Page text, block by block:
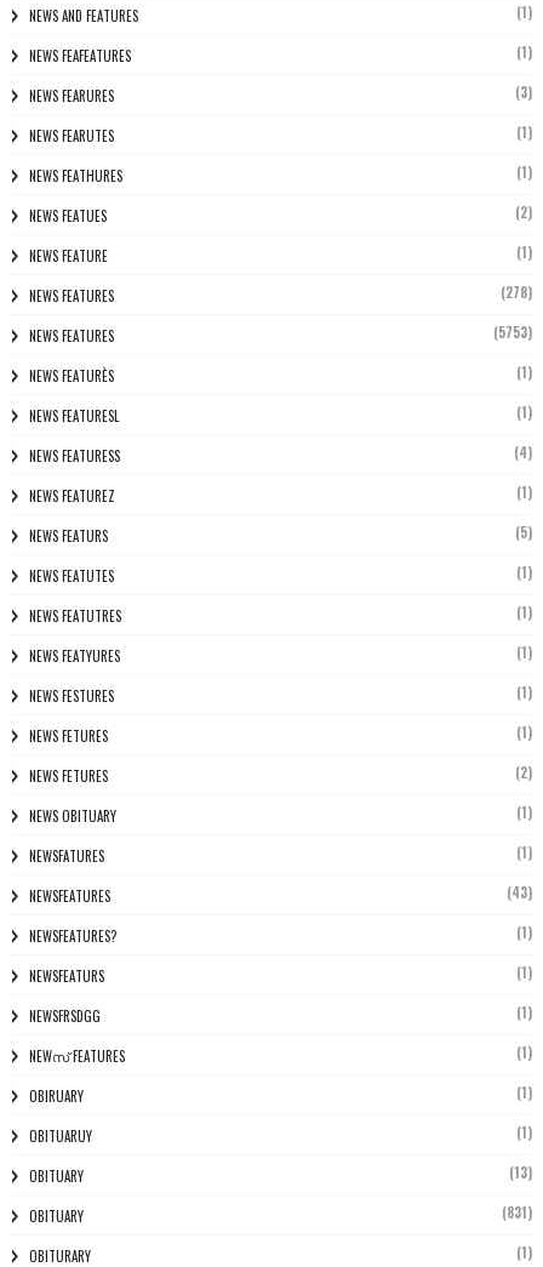
NEWS AND FEATURES (1)
NEWS FEAFEATURES (1)
NEWS FEARURES (3)
NEWS FEARUTES (1)
NEWS FEATHURES (1)
NEWS FEATUES (2)
NEWS FEATURE (1)
NEWS FEATURES (278)
NEWS FEATURES (5753)
NEWS FEATURÈS (1)
NEWS FEATURESL (1)
NEWS FEATURESS (4)
NEWS FEATUREZ (1)
NEWS FEATURS (5)
NEWS FEATUTES (1)
NEWS FEATUTRES (1)
NEWS FEATYURES (1)
NEWS FESTURES (1)
NEWS FETURES (1)
NEWS FETURES (2)
NEWS OBITUARY (1)
NEWSFATURES (1)
NEWSFEATURES (43)
NEWSFEATURES? (1)
NEWSFEATURS (1)
NEWSFRSDGG (1)
NEWസ് FEATURES (1)
OBIRUARY (1)
OBITUARUY (1)
OBITUARY (13)
OBITUARY (831)
OBITURARY (1)